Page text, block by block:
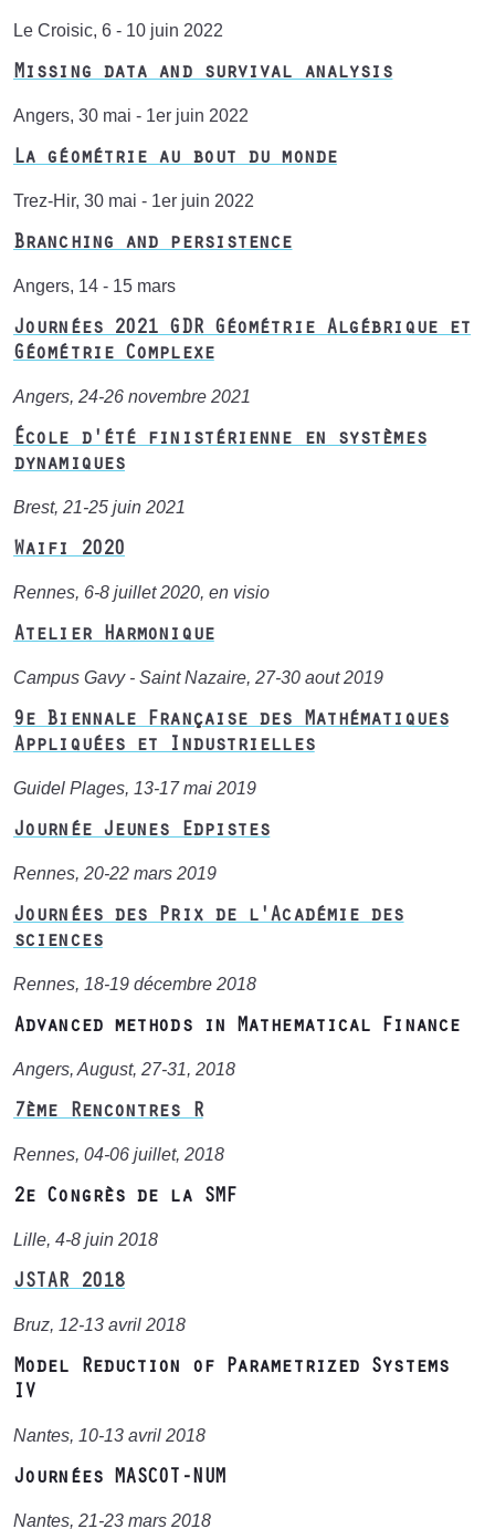
Le Croisic, 6 - 10 juin 2022
Missing data and survival analysis
Angers, 30 mai - 1er juin 2022
La géométrie au bout du monde
Trez-Hir, 30 mai - 1er juin 2022
Branching and persistence
Angers, 14 - 15 mars
Journées 2021 GDR Géométrie Algébrique et
Géométrie Complexe
Angers, 24-26 novembre 2021
École d'été finistérienne en systèmes
dynamiques
Brest, 21-25 juin 2021
Waifi 2020
Rennes, 6-8 juillet 2020, en visio
Atelier Harmonique
Campus Gavy - Saint Nazaire, 27-30 aout 2019
9e Biennale Française des Mathématiques
Appliquées et Industrielles
Guidel Plages, 13-17 mai 2019
Journée Jeunes Edpistes
Rennes, 20-22 mars 2019
Journées des Prix de l'Académie des
sciences
Rennes, 18-19 décembre 2018
Advanced methods in Mathematical Finance
Angers, August, 27-31, 2018
7ème Rencontres R
Rennes, 04-06 juillet, 2018
2e Congrès de la SMF
Lille, 4-8 juin 2018
JSTAR 2018
Bruz, 12-13 avril 2018
Model Reduction of Parametrized Systems
IV
Nantes, 10-13 avril 2018
Journées MASCOT-NUM
Nantes, 21-23 mars 2018